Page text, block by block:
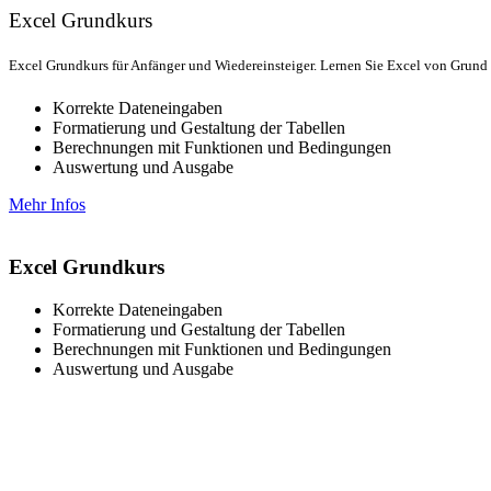
Excel Grundkurs
Excel Grundkurs für Anfänger und Wiedereinsteiger. Lernen Sie Excel von Grund
Korrekte Dateneingaben
Formatierung und Gestaltung der Tabellen
Berechnungen mit Funktionen und Bedingungen
Auswertung und Ausgabe
Mehr Infos
Excel Grundkurs
Korrekte Dateneingaben
Formatierung und Gestaltung der Tabellen
Berechnungen mit Funktionen und Bedingungen
Auswertung und Ausgabe